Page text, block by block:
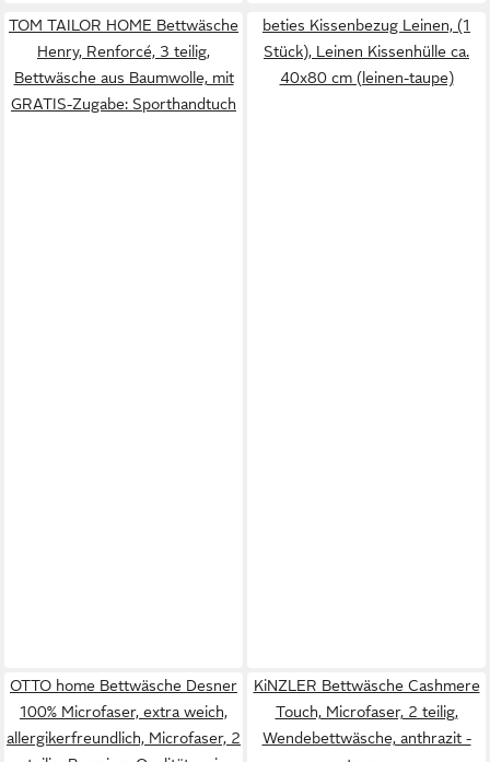
TOM TAILOR HOME Bettwäsche
Henry, Renforcé, 3 teilig,
Bettwäsche aus Baumwolle, mit
GRATIS-Zugabe: Sporthandtuch
beties Kissenbezug Leinen, (1
Stück), Leinen Kissenhülle ca.
40x80 cm (leinen-taupe)
OTTO home Bettwäsche Desner
100% Microfaser, extra weich,
allergikerfreundlich, Microfaser, 2
KiNZLER Bettwäsche Cashmere
Touch, Microfaser, 2 teilig,
Wendebettwäsche, anthrazit -